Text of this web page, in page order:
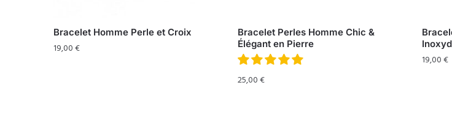
Bracelet Homme Perle et Croix
19,00€
Bracelet Perles Homme Chic &
Élégant en Pierre
25,00€
19,00€